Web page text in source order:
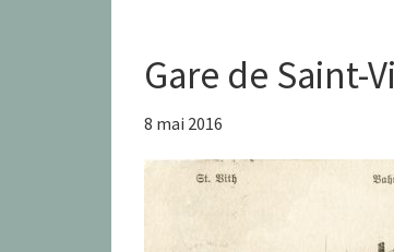
Gare de Saint-
8 mai 2016